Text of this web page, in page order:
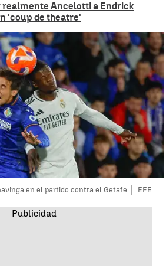
realmente Ancelotti a Endrick
'coup de theatre'
en el partido contra el Getafe EFE